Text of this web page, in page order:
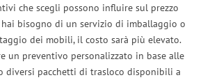
che scegli possono influire sul prezzo
hai bisogno di un servizio di imballaggio o
dei mobili, il costo sarà più elevato.
un preventivo personalizzato in base alle
diversi pacchetti di trasloco disponibili a